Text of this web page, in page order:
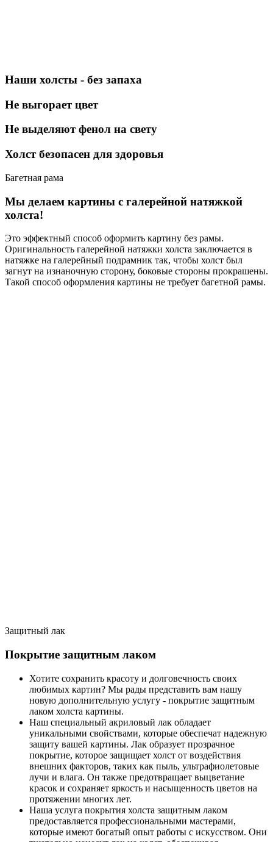
Наши холсты - без запаха
Не выгорает цвет
Не выделяют фенол на свету
Холст безопасен для здоровья
Багетная рама
Мы делаем картины с галерейной натяжкой
холста!
Это эффектный способ оформить картину без рамы.
Оригинальность галерейной натяжки холста заключается в
натяжке на галерейный подрамник так, чтобы холст был
загнут на изнаночную сторону, боковые стороны прокрашены.
Такой способ оформления картины не требует багетной рамы.
Защитный лак
Покрытие защитным лаком
Хотите сохранить красоту и долговечность своих
любимых картин? Мы рады представить вам нашу
новую дополнительную услугу - покрытие защитным
лаком холста картины.
Наш специальный акриловый лак обладает
уникальными свойствами, которые обеспечат надежную
защиту вашей картины. Лак образует прозрачное
покрытие, которое защищает холст от воздействия
внешних факторов, таких как пыль, ультрафиолетовые
лучи и влага. Он также предотвращает выцветание
красок и сохраняет яркость и насыщенность цветов на
протяжении многих лет.
Наша услуга покрытия холста защитным лаком
предоставляется профессиональными мастерами,
которые имеют богатый опыт работы с искусством. Они